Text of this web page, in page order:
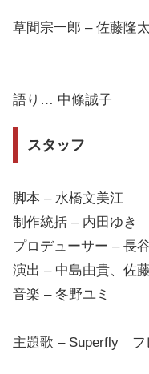
草間宗一郎 – 佐藤隆太
語り… 中條誠子
スタッフ
脚本 – 水橋文美江
制作統括 – 内田ゆき
プロデューサー – 長
演出 – 中島由貴、佐
音楽 – 冬野ユミ
主題歌 – Superfly「フ